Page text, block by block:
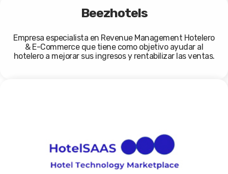
Beezhotels
Empresa especialista en Revenue Management Hotelero
& E-Commerce que tiene como objetivo ayudar al
hotelero a mejorar sus ingresos y rentabilizar las ventas.